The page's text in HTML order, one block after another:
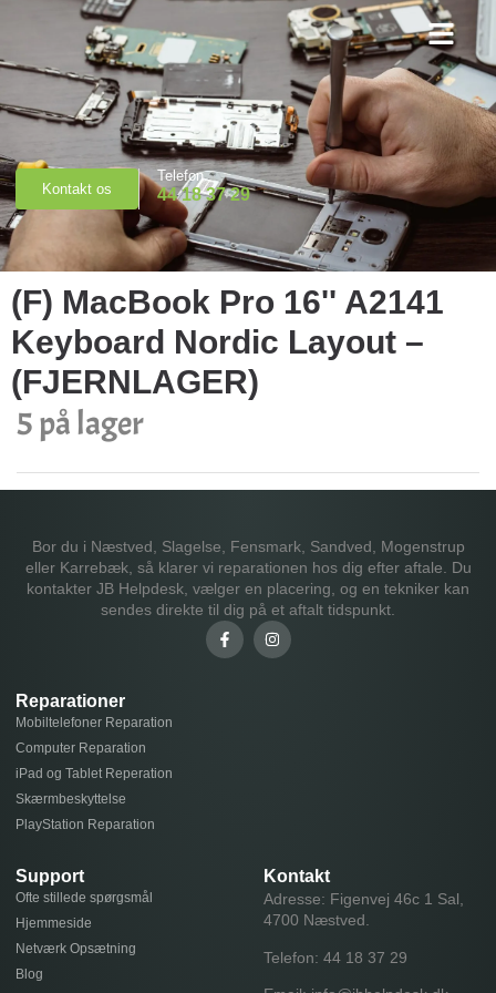
Kontakt os
Telefon
44 18 37 29
(F) MacBook Pro 16'' A2141
Keyboard Nordic Layout –
(FJERNLAGER)
5 på lager
Bor du i Næstved, Slagelse, Fensmark, Sandved, Mogenstrup
eller Karrebæk, så klarer vi reparationen hos dig efter aftale. Du
kontakter JB Helpdesk, vælger en placering, og en tekniker kan
sendes direkte til dig på et aftalt tidspunkt.
Reparationer
Mobiltelefoner Reparation
Computer Reparation
iPad og Tablet Reperation
Skærmbeskyttelse
PlayStation Reparation
Support
Ofte stillede spørgsmål
Hjemmeside
Netværk Opsætning
Blog
Kontakt
Adresse: Figenvej 46c 1 Sal,
4700 Næstved.
Telefon: 44 18 37 29